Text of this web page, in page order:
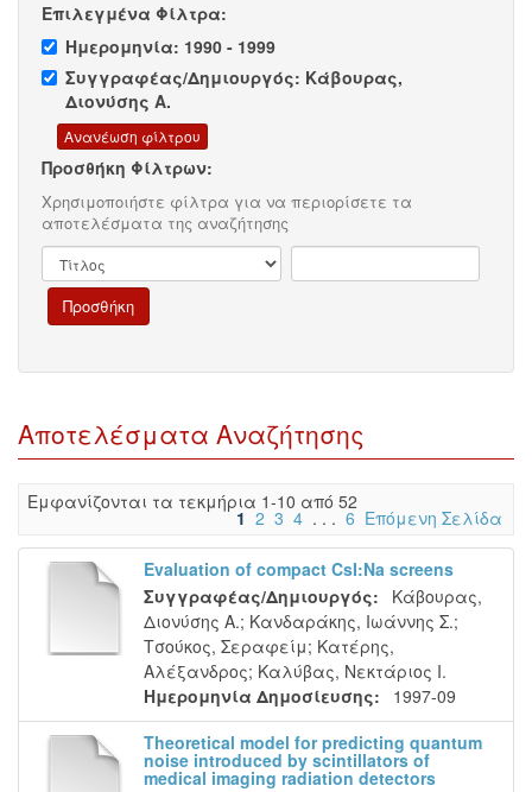
Επιλεγμένα Φίλτρα:
Ημερομηνία: 1990 - 1999
Συγγραφέας/Δημιουργός: Κάβουρας,
Διονύσης Α.
Προσθήκη Φίλτρων:
Χρησιμοποιήστε φίλτρα για να περιορίσετε τα
αποτελέσματα της αναζήτησης
Αποτελέσματα Αναζήτησης
Eμφανίζονται τα τεκμήρια 1-10 από 52
1 2 3 4 . . . 6 Επόμενη Σελίδα
Evaluation of compact CsI:Na screens
Συγγραφέας/Δημιουργός:
Κάβουρας,
Διονύσης Α.; Κανδαράκης, Ιωάννης Σ.;
Τσούκος, Σεραφείμ; Κατέρης,
Αλέξανδρος; Καλύβας, Νεκτάριος Ι.
Ημερομηνία Δημοσίευσης:
1997-09
Theoretical model for predicting quantum
noise introduced by scintillators of
medical imaging radiation detectors